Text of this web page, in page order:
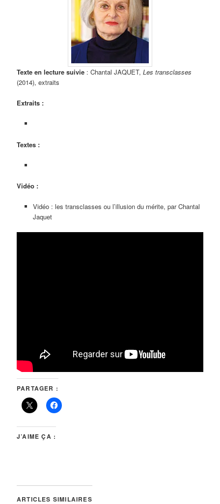
Texte en lecture suivie : Chantal JAQUET,Les transclasses
(2014), extraits
Extraits :
Textes :
Vidéo :
Vidéo : les transclasses ou l’illusion du mérite, par Chantal
Jaquet
PARTAGER :
J’AIME ÇA :
ARTICLES SIMILAIRES